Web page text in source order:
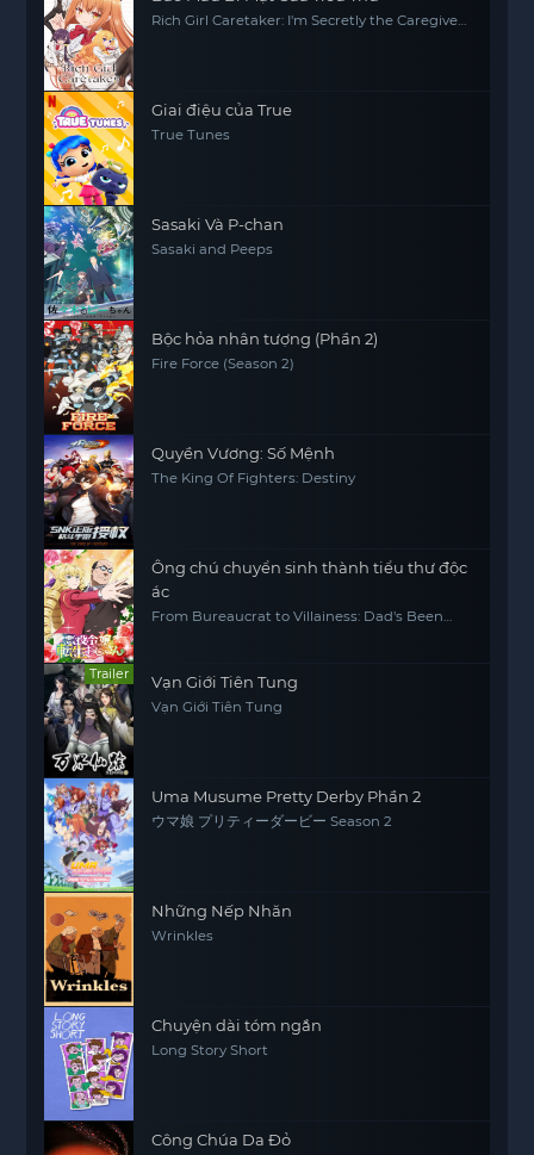
Rich Girl Caretaker: I'm Secretly the Caregiver
Giai điệu của True
True Tunes
Sasaki Và P-chan
Sasaki and Peeps
Bộc hỏa nhân tượng (Phần 2)
Fire Force (Season 2)
Quyền Vương: Số Mệnh
The King Of Fighters: Destiny
Ông chú chuyển sinh thành tiểu thư độc
ác
From Bureaucrat to Villainess: Dad's Been
Trailer Vạn Giới Tiên Tung
Vạn Giới Tiên Tung
Uma Musume Pretty Derby Phần 2
ウマ娘 プリティーダービー Season 2
Những Nếp Nhăn
Wrinkles
Chuyện dài tóm ngắn
Long Story Short
Công Chúa Da Đỏ